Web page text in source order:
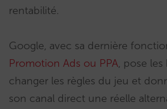
rentabilité.
Google, avec sa dernière
Promotion Ads ou PPA, pose les
changer les règles du jeu et
son canal direct une réelle